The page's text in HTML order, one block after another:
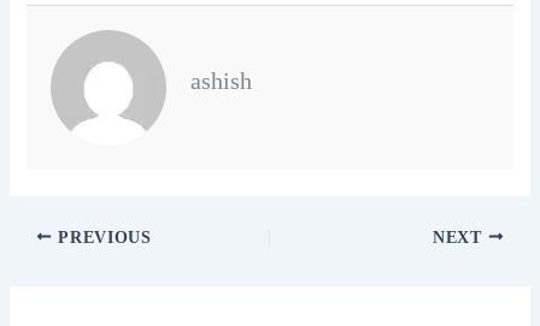
ashish
PREVIOUS NEXT